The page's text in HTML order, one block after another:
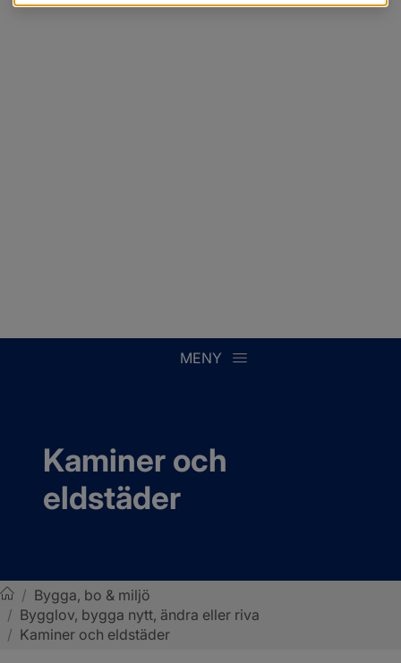
MENY
Kaminer och
eldstäder
Sotenäs kommun
/ Bygga, bo & miljö
/ Bygglov, bygga nytt, ändra eller riva
/ Kaminer och eldstäder